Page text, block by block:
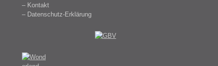
– Kontakt
– Datenschutz-Erklärung